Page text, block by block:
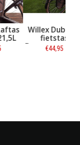
Willex Dubbele
fietstas
Bagagetas 1200